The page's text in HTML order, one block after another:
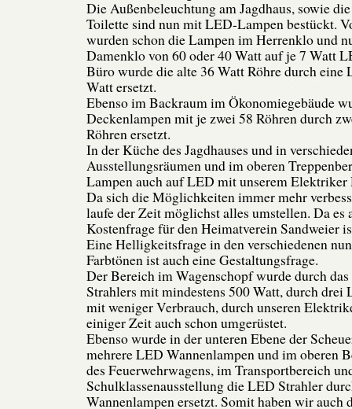
Die Außenbeleuchtung am Jagdhaus, sowie
Toilette sind nun mit LED-Lampen bestückt.
wurden schon die Lampen im Herrenklo und
Damenklo von 60 oder 40 Watt auf je 7 Watt
Büro wurde die alte 36 Watt Röhre durch eine
Watt ersetzt.
Ebenso im Backraum im Ökonomiegebäude
Deckenlampen mit je zwei 58 Röhren durch
Röhren ersetzt.
In der Küche des Jagdhauses und in
Ausstellungsräumen und im oberen
Lampen auch auf LED mit unserem
Da sich die Möglichkeiten immer mehr
laufe der Zeit möglichst alles umstellen. Da es
Kostenfrage für den Heimatverein Sandweier
Eine Helligkeitsfrage in den verschiedenen
Farbtönen ist auch eine Gestaltungsfrage.
Der Bereich im Wagenschopf wurde durch das
Strahlers mit mindestens 500 Watt, durch drei
mit weniger Verbrauch, durch unseren
einiger Zeit auch schon umgerüstet.
Ebenso wurde in der unteren Ebene der
mehrere LED Wannenlampen und im oberen
des Feuerwehrwagens, im Transportbereich
Schulklassenausstellung die LED Strahler
Wannenlampen ersetzt. Somit haben wir auch